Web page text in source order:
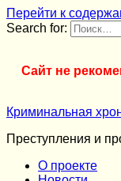
Перейти к
Search for:
Сайт не
Криминальная
Преступления и
О проекте